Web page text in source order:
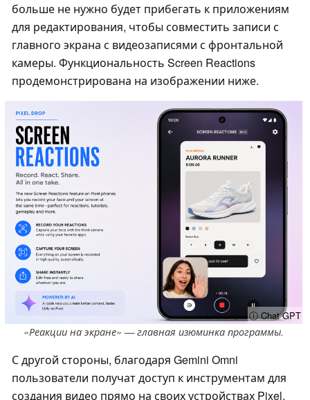
больше не нужно будет прибегать к приложениям
для редактирования, чтобы совместить записи с
главного экрана с видеозаписями с фронтальной
камеры. Функциональность Screen Reactions
продемонстрирована на изображении ниже.
ⓘ Chat GPT
«Реакции на экране» — главная изюминка программы.
С другой стороны, благодаря Gemini Omni
пользователи получат доступ к инструментам для
создания видео прямо на своих устройствах Pixel.